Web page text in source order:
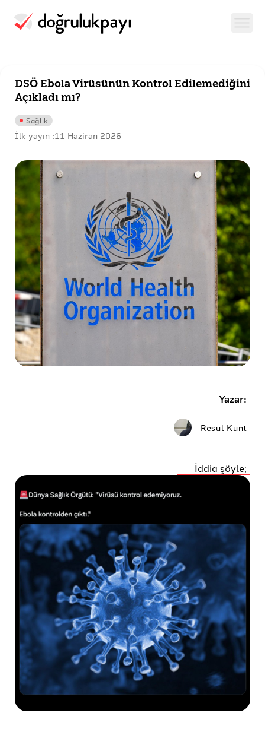
DSÖ Ebola Virüsünün Kontrol Edilemediğini
Açıkladı mı?
Sağlık
İlk yayın :11 Haziran 2026
Yazar:
Resul Kunt
İddia şöyle;